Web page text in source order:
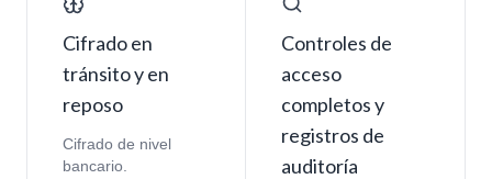
Cifrado en
tránsito y en
reposo
Cifrado de nivel
bancario.
Controles de
acceso
completos y
registros de
auditoría